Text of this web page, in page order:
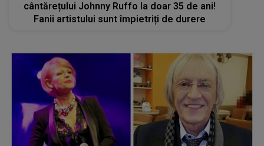
cântărețului Johnny Ruffo la doar 35 de ani!
Fanii artistului sunt împietriți de durere